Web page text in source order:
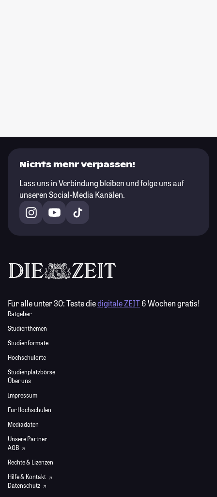
Nichts mehr verpassen!
Lass uns in Verbindung bleiben und folge uns auf
unseren Social-Media Kanälen.
Für alle unter 30:Teste diedigitale ZEIT6 Wochen gratis!
Ratgeber
Studienthemen
Studienformate
Hochschulorte
Studienplatzbörse
Über uns
Impressum
Für Hochschulen
Mediadaten
Unsere Partner
AGB
Rechte & Lizenzen
Hilfe & Kontakt
Datenschutz